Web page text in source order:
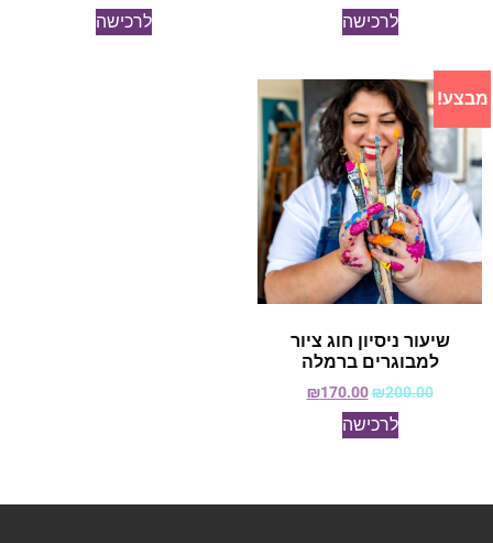
לרכישה לרכישה
מבצע!
שיעור ניסיון חוג ציור
למבוגרים ברמלה
₪200.00
₪170.00
לרכישה